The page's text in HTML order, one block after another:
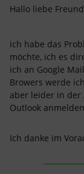
Hallo liebe
ich habe das
möchte, ich es
ich an Google
Browers werde
aber leider in der
Outlook
Ich danke im